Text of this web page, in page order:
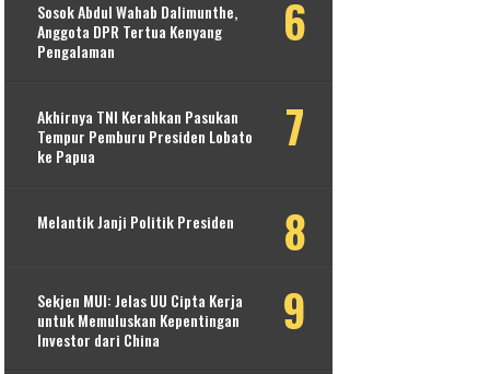
Sosok Abdul Wahab Dalimunthe,
Anggota DPR Tertua Kenyang
Pengalaman
Akhirnya TNI Kerahkan Pasukan
Tempur Pemburu Presiden Lobato
ke Papua
Melantik Janji Politik Presiden
Sekjen MUI: Jelas UU Cipta Kerja
untuk Memuluskan Kepentingan
Investor dari China